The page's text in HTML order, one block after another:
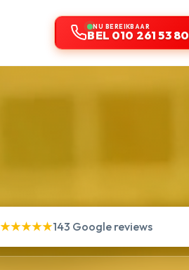
NU BEREIKBAAR
BEL 010 261 53 80
★★★★★143 Google reviews